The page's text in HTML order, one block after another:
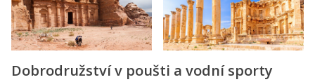
Dobrodružství v poušti a vodní sporty